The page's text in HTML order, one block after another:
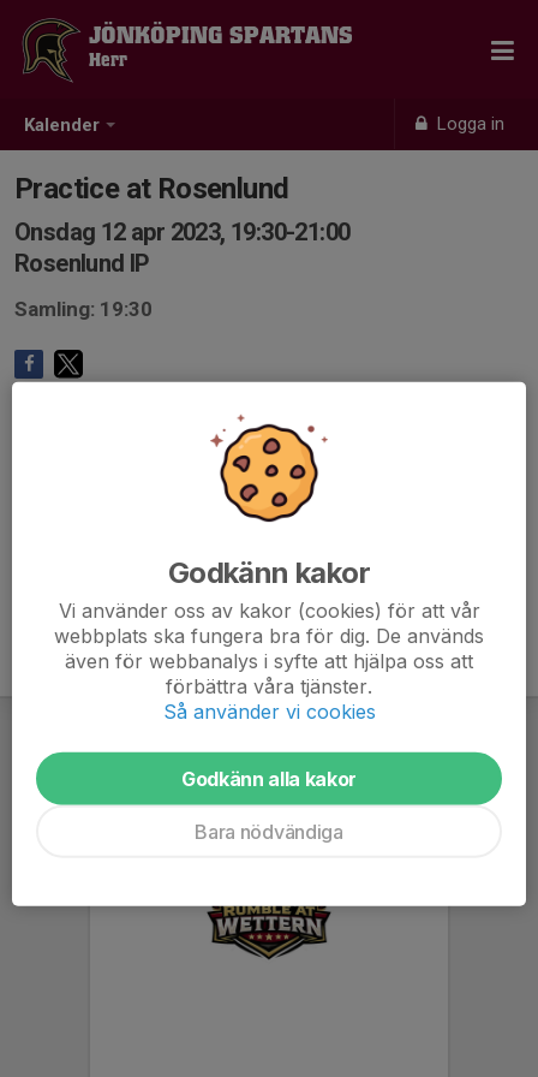
Kalender Logga in
JÖNKÖPING SPARTANS
Herr
Practice at Rosenlund
Onsdag 12 apr 2023, 19:30-21:00
Rosenlund IP
Samling: 19:30
Godkänn kakor
Vi använder oss av kakor (cookies) för att vår
webbplats ska fungera bra för dig. De används
även för webbanalys i syfte att hjälpa oss att
förbättra våra tjänster.
Så använder vi cookies
Godkänn alla kakor
Bara nödvändiga